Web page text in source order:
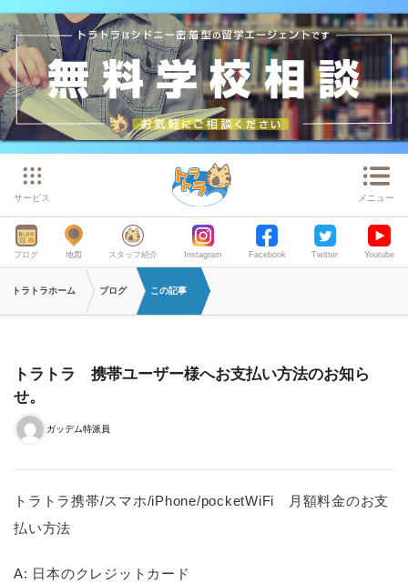
サービス メニュー
ブログ 地図 スタッフ紹介 Instagram Facebook Twitter Youtube
トラトラホーム ブログ この記事
トラトラ 携帯ユーザー様へお支払い方法のお知ら
せ。
ガッデム特派員
トラトラ携帯/スマホ/iPhone/pocketWiFi 月額料金のお支
払い方法
A: 日本のクレジットカード